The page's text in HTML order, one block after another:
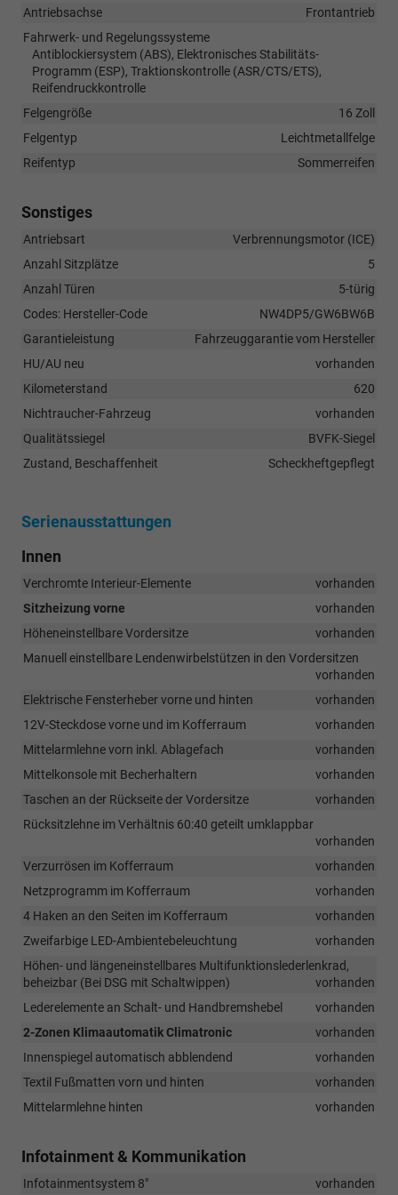
Antriebsachse
Frontantrieb
Fahrwerk- und Regelungssysteme
Antiblockiersystem (ABS), Elektronisches Stabilitäts-
Programm (ESP), Traktionskontrolle (ASR/CTS/ETS),
Reifendruckkontrolle
Felgengröße
16 Zoll
Felgentyp
Leichtmetallfelge
Reifentyp
Sommerreifen
Sonstiges
Antriebsart
Verbrennungsmotor (ICE)
Anzahl Sitzplätze
5
Anzahl Türen
5-türig
Codes: Hersteller-Code
NW4DP5/GW6BW6B
Garantieleistung
Fahrzeuggarantie vom Hersteller
HU/AU neu
vorhanden
Kilometerstand
620
Nichtraucher-Fahrzeug
vorhanden
Qualitätssiegel
BVFK-Siegel
Zustand, Beschaffenheit
Scheckheftgepflegt
Serienausstattungen
Innen
Verchromte Interieur-Elemente
vorhanden
Sitzheizung vorne
vorhanden
Höheneinstellbare Vordersitze
vorhanden
Manuell einstellbare Lendenwirbelstützen in den Vordersitzen
vorhanden
Elektrische Fensterheber vorne und hinten
vorhanden
12V-Steckdose vorne und im Kofferraum
vorhanden
Mittelarmlehne vorn inkl. Ablagefach
vorhanden
Mittelkonsole mit Becherhaltern
vorhanden
Taschen an der Rückseite der Vordersitze
vorhanden
Rücksitzlehne im Verhältnis 60:40 geteilt umklappbar
vorhanden
Verzurrösen im Kofferraum
vorhanden
Netzprogramm im Kofferraum
vorhanden
4 Haken an den Seiten im Kofferraum
vorhanden
Zweifarbige LED-Ambientebeleuchtung
vorhanden
Höhen- und längeneinstellbares Multifunktionslederlenkrad,
beheizbar (Bei DSG mit Schaltwippen)
vorhanden
Lederelemente an Schalt- und Handbremshebel
vorhanden
2-Zonen Klimaautomatik Climatronic
vorhanden
Innenspiegel automatisch abblendend
vorhanden
Textil Fußmatten vorn und hinten
vorhanden
Mittelarmlehne hinten
vorhanden
Infotainment & Kommunikation
Infotainmentsystem 8"
vorhanden